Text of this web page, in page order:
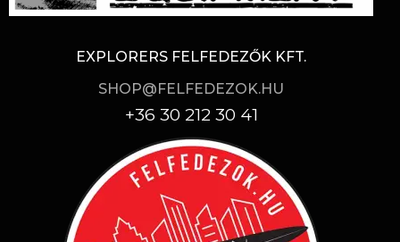
EXPLORERS FELFEDEZŐK KFT.
SHOP@FELFEDEZOK.HU
+36 30 212 30 41